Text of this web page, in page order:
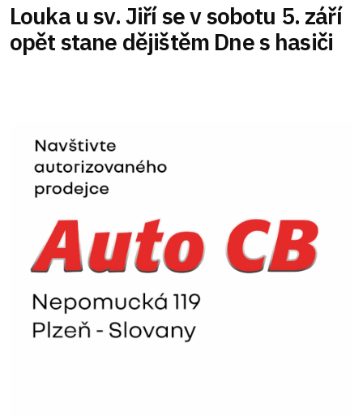
Louka u sv. Jiří se v sobotu 5. září
opět stane dějištěm Dne s hasiči